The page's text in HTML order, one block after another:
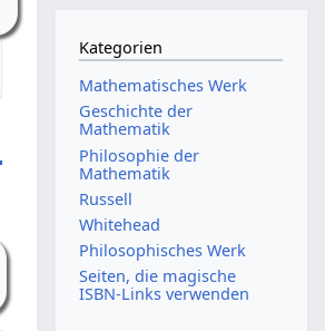
Kategorien
Mathematisches Werk
Geschichte der
Mathematik
Philosophie der
Mathematik
Russell
Whitehead
Philosophisches Werk
Seiten, die magische
ISBN-Links verwenden